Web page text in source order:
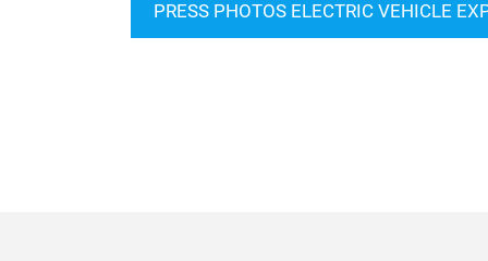
PRESS PHOTOS ELECTRIC VEHICLE